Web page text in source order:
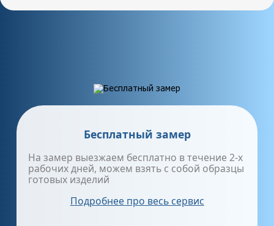
Бесплатный замер
На замер выезжаем бесплатно в течение 2-х
рабочих дней, можем взять с собой образцы
готовых изделий
Подробнее про весь сервис